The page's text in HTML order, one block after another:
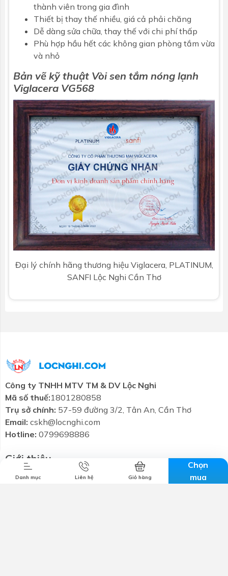
tiết
kiệm
Liên hệ
Danh mục Liên hệ Giỏ hàng
Chọn
mua
thành viên trong gia đình
Thiết bị thay thế nhiều, giá cả phải chăng
Dễ dàng sửa chữa, thay thế với chi phí thấp
Phù hợp hầu hết các không gian phòng tắm vừa
và nhỏ
Bản vẽ kỹ thuật Vòi sen tắm nóng lạnh
Viglacera VG568
Đại lý chính hãng thương hiệu Viglacera, PLATINUM,
SANFI Lộc Nghi Cần Thơ
Công ty TNHH MTV TM & DV Lộc Nghi
Mã số thuế:1801280858
Trụ sở chính: 57-59 đường 3/2, Tân An, Cần Thơ
Email: cskh@locnghi.com
Hotline: 0799698886
Giới thiệu
Chính sách bảo mật